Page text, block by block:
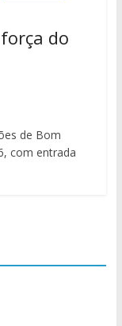
do
de Bom
com entrada